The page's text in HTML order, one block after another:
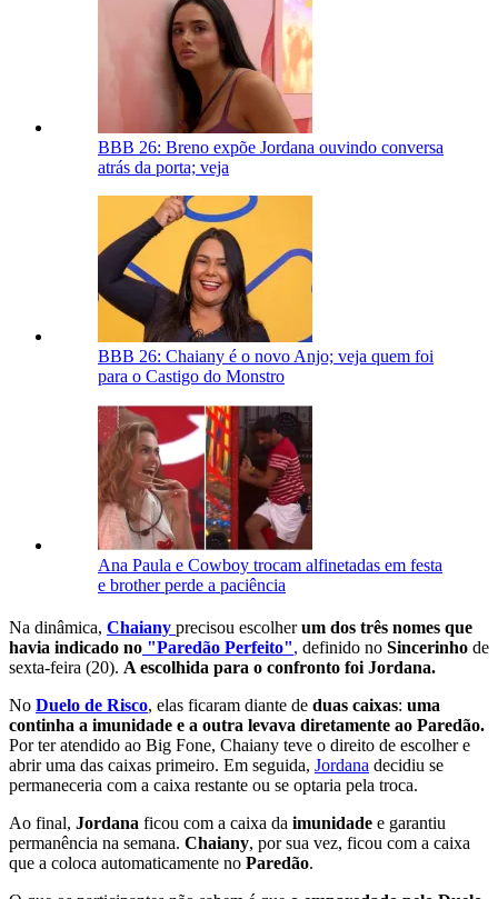
BBB 26: Breno expõe Jordana ouvindo conversa
atrás da porta; veja
BBB 26: Chaiany é o novo Anjo; veja quem foi
para o Castigo do Monstro
Ana Paula e Cowboy trocam alfinetadas em festa
e brother perde a paciência
Na dinâmica, Chaiany precisou escolherum dos três nomes que
havia indicado no "Paredão Perfeito", definido no Sincerinho de
sexta-feira (20). A escolhida para o confronto foi Jordana.
No Duelo de Risco, elas ficaram diante de duas caixas: uma
continha a imunidade e a outra levava diretamente ao Paredão.
Por ter atendido ao Big Fone, Chaiany teve o direito de escolher e
abrir uma das caixas primeiro. Em seguida, Jordana decidiu se
permaneceria com a caixa restante ou se optaria pela troca.
Ao final, Jordana ficou com a caixa da imunidade e garantiu
permanência na semana. Chaiany, por sua vez, ficou com a caixa
que a coloca automaticamente no Paredão.